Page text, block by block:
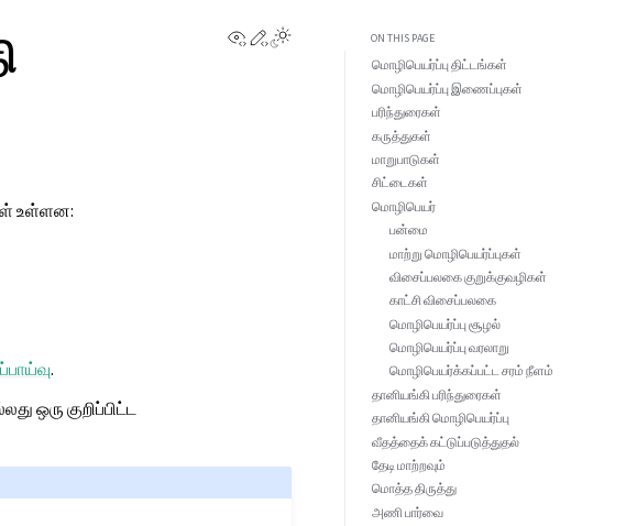
View this page
Edit this page
உள்ளன:
.
ஒரு குறிப்பிட்ட
ON THIS PAGE
மொழிபெயர்ப்பு திட்டங்கள்
மொழிபெயர்ப்பு இணைப்புகள்
பரிந்துரைகள்
கருத்துகள்
மாறுபாடுகள்
சிட்டைகள்
மொழிபெயர்
பன்மை
மாற்று மொழிபெயர்ப்புகள்
விசைப்பலகை குறுக்குவழிகள்
காட்சி விசைப்பலகை
மொழிபெயர்ப்பு சூழல்
மொழிபெயர்ப்பு வரலாறு
மொழிபெயர்க்கப்பட்ட சரம் நீளம்
தானியங்கி பரிந்துரைகள்
தானியங்கி மொழிபெயர்ப்பு
வீதத்தைக் கட்டுப்படுத்துதல்
தேடி மாற்றவும்
மொத்த திருத்து
அணி பார்வை